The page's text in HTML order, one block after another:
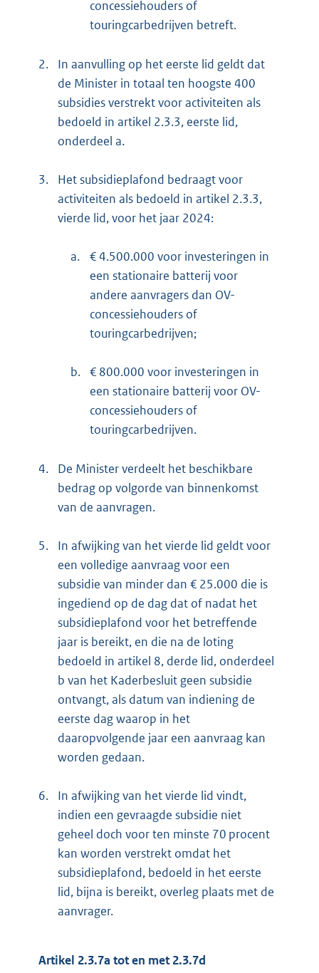
concessiehouders of
touringcarbedrijven betreft.
2.
In aanvulling op het eerste lid geldt dat
de Minister in totaal ten hoogste 400
subsidies verstrekt voor activiteiten als
bedoeld in artikel 2.3.3, eerste lid,
onderdeel a.
3.
Het subsidieplafond bedraagt voor
activiteiten als bedoeld in artikel 2.3.3,
vierde lid, voor het jaar 2024:
a.
€ 4.500.000 voor investeringen in
een stationaire batterij voor
andere aanvragers dan OV-
concessiehouders of
touringcarbedrijven;
b. € 800.000 voor investeringen in
een stationaire batterij voor OV-
concessiehouders of
touringcarbedrijven.
4.
De Minister verdeelt het beschikbare
bedrag op volgorde van binnenkomst
van de aanvragen.
5.
In afwijking van het vierde lid geldt voor
een volledige aanvraag voor een
subsidie van minder dan € 25.000 die is
ingediend op de dag dat of nadat het
subsidieplafond voor het betreffende
jaar is bereikt, en die na de loting
bedoeld in artikel 8, derde lid, onderdeel
b van het Kaderbesluit geen subsidie
ontvangt, als datum van indiening de
eerste dag waarop in het
daaropvolgende jaar een aanvraag kan
worden gedaan.
6.
In afwijking van het vierde lid vindt,
indien een gevraagde subsidie niet
geheel doch voor ten minste 70 procent
kan worden verstrekt omdat het
subsidieplafond, bedoeld in het eerste
lid, bijna is bereikt, overleg plaats met de
aanvrager.
Artikel 2.3.7a tot en met 2.3.7d